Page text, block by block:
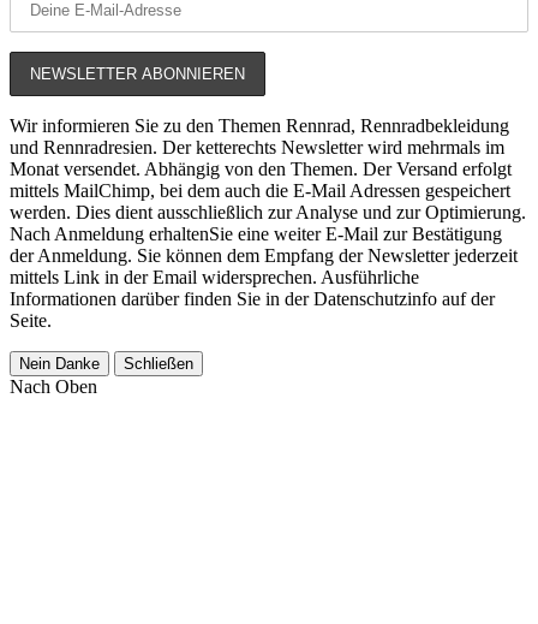
Wir informieren Sie zu den Themen Rennrad, Rennradbekleidung
und Rennradresien. Der ketterechts Newsletter wird mehrmals im
Monat versendet. Abhängig von den Themen. Der Versand erfolgt
mittels MailChimp, bei dem auch die E-Mail Adressen gespeichert
werden. Dies dient ausschließlich zur Analyse und zur Optimierung.
Nach Anmeldung erhaltenSie eine weiter E-Mail zur Bestätigung
der Anmeldung. Sie können dem Empfang der Newsletter jederzeit
mittels Link in der Email widersprechen. Ausführliche
Informationen darüber finden Sie in der Datenschutzinfo auf der
Seite.
Nein Danke Schließen
Nach Oben